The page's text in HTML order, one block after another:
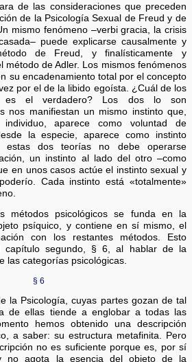
de las consideraciones que preceden
de la Psicología Sexual de Freud y de
mismo fenómeno –verbi gracia, la crisis
puede explicarse causalmente y
de Freud, y finalísticamente y
método de Adler. Los mismos fenómenos
su encadenamiento total por el concepto
por el de la libido egoísta. ¿Cuál de los
es el verdadero? Los dos lo son
nos manifiestan un mismo instinto que,
aparece como voluntad de
la especie, aparece como instinto
estas dos teorías no debe operarse
un instinto al lado del otro –como
en unos casos actúe el instinto sexual y
Cada instinto está «totalmente»
métodos psicológicos se funda en la
psíquico, y contiene en sí mismo, el
con los restantes métodos. Esto
capítulo segundo, § 6, al hablar de la
las categorías psicológicas.
§ 6
la Psicología, cuyas partes gozan de tal
de ellas tiende a englobar a todas las
hemos obtenido una descripción
a saber: su estructura metafinita. Pero
no es suficiente porque es, por sí
no agota la esencia del objeto de la